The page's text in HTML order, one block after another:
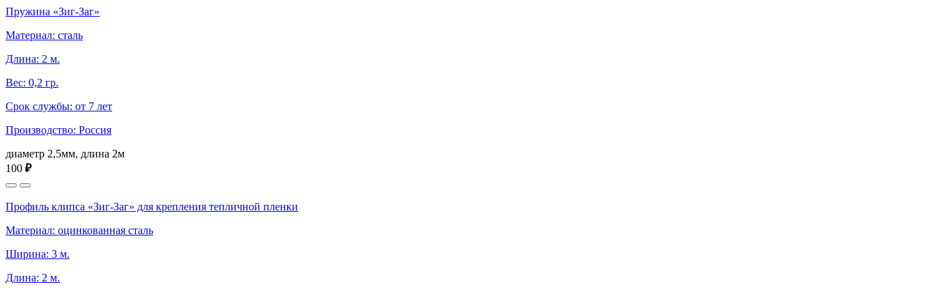
Пружина «Зиг-Заг»
Материал: сталь
Длина: 2 м.
Вес: 0,2 гр.
Срок службы: от 7 лет
Производство: Россия
диаметр 2,5мм, длина 2м
100 ₽
Профиль клипса «Зиг-Заг» для крепления тепличной пленки
Материал: оцинкованная сталь
Ширина: 3 м.
Длина: 2 м.